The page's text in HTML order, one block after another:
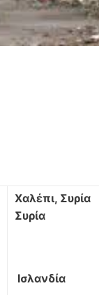
Χαλέπι, Συρία
Συρία
Ισλανδία